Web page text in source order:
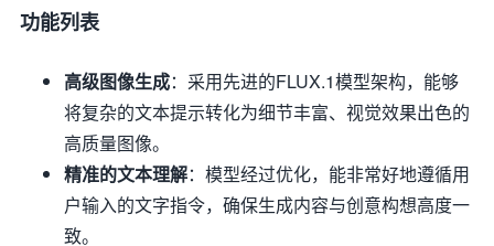
功能列表
高级图像生成：采用先进的FLUX.1模型架构，能够
将复杂的文本提示转化为细节丰富、视觉效果出色的
高质量图像。
精准的文本理解：模型经过优化，能非常好地遵循用
户输入的文字指令，确保生成内容与创意构想高度一
致。